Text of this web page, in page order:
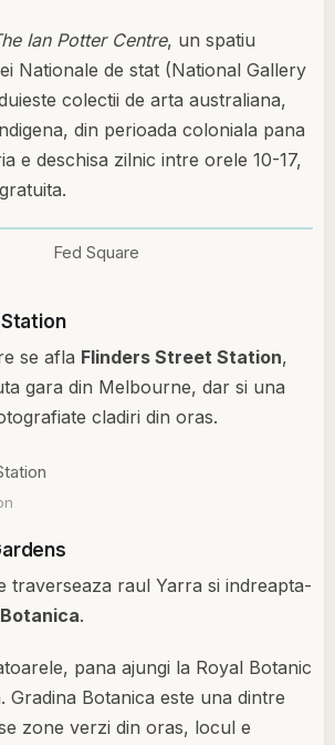
Ian Potter Centre, un spatiu
Nationale de stat (National Gallery
colectii de arta australiana,
din perioada coloniala pana
e deschisa zilnic intre orele 10-17,
se afla Flinders Street Station,
gara din Melbourne, dar si una
cladiri din oras.
traverseaza raul Yarra si indreapta-
.
pana ajungi la Royal Botanic
Gradina Botanica este una dintre
zone verzi din oras, locul e